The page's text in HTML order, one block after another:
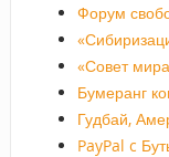
Форум
«Совет
Бумеранг
Гудбай,
PayPal c